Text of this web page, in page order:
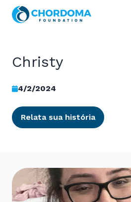
Skip to Main Content
Christy
4/2/2024
Relata sua história